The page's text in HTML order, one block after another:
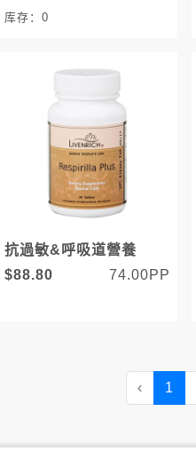
库存：0
抗過敏&呼吸道營養
$88.80
74.00PP
‹ 1